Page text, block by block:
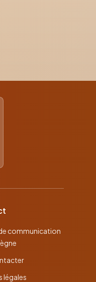
communication
légales